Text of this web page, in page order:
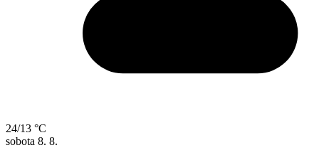
24/13 °C
sobota 8. 8.